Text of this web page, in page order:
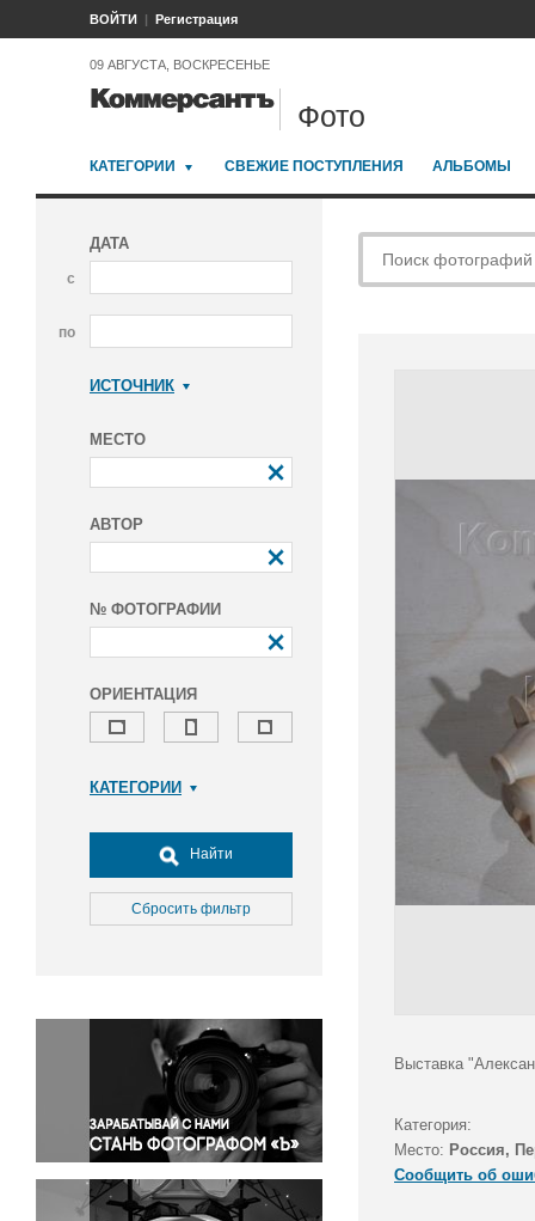
ВОЙТИ Регистрация
09 АВГУСТА, ВОСКРЕСЕНЬЕ
Фото
КАТЕГОРИИ СВЕЖИЕ ПОСТУПЛЕНИЯ АЛЬБОМЫ
ДАТА
с
по
ИСТОЧНИК
МЕСТО
АВТОР
№ ФОТОГРАФИИ
ОРИЕНТАЦИЯ
КАТЕГОРИИ
Досуг, туризм и отдых
Культура
Медицина
Окружающая среда
Политика
Правосудие
Происшествия и конфликты
Религия
Светская жизнь
Спорт
Найти
Сбросить фильтр
Выставка
Категория:
Место: Россия,
Сообщить об